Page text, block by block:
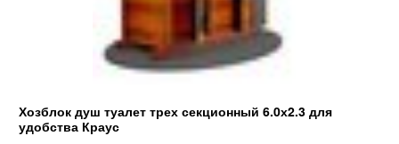
Хозблок душ туалет трех секционный 6.0х2.3 для
удобства Краус